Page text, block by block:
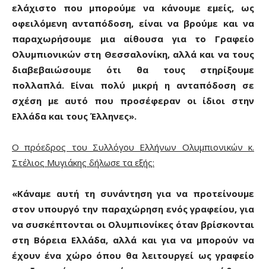
ελάχιστο που μπορούμε να κάνουμε εμείς, ως
οφειλόμενη ανταπόδοση, είναι να βρούμε και να
παραχωρήσουμε μια αίθουσα για το Γραφείο
Ολυμπιονικών στη Θεσσαλονίκη, αλλά και να τους
διαβεβαιώσουμε ότι θα τους στηρίξουμε
πολλαπλά. Είναι πολύ μικρή η ανταπόδοση σε
σχέση με αυτό που προσέφεραν οι ίδιοι στην
Ελλάδα και τους Έλληνες».
Ο πρόεδρος του Συλλόγου Ελλήνων Ολυμπιονικών κ.
Στέλιος Μυγιάκης δήλωσε τα εξής:
«Κάναμε αυτή τη συνάντηση για να προτείνουμε
στον υπουργό την παραχώρηση ενός γραφείου, για
να συσκέπτονται οι Ολυμπιονίκες όταν βρίσκονται
στη Βόρεια Ελλάδα, αλλά και για να μπορούν να
έχουν ένα χώρο όπου θα λειτουργεί ως γραφείο